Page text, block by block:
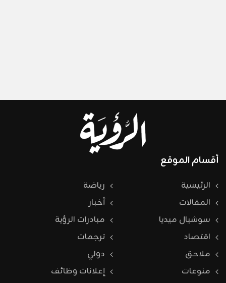
أقسام الموقع
الرئيسية
رياضة
المقالات
أخبار
سوشيال ميديا
مبادرات الرؤية
اقتصاد
ترجمات
ملاحق
دولي
منوعات
إعلانات وظائف